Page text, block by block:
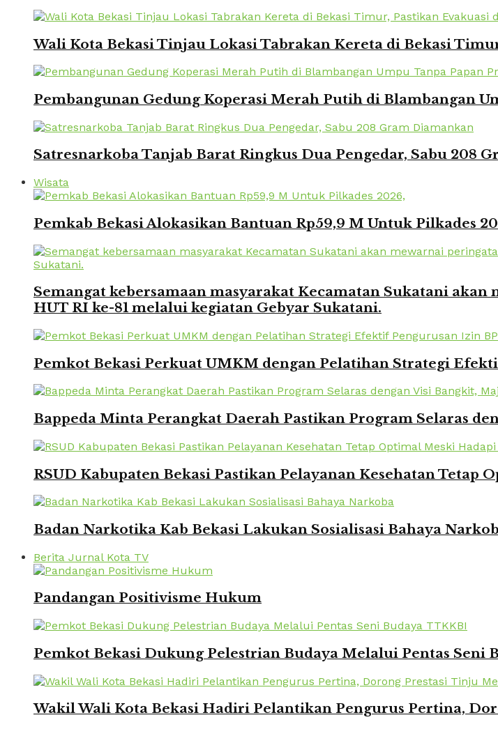
Wali Kota Bekasi Tinjau Lokasi Tabrakan Kereta di Bekasi
Pembangunan Gedung Koperasi Merah Putih di Blambangan
Satresnarkoba Tanjab Barat Ringkus Dua Pengedar, Sabu 208
Wisata
Pemkab Bekasi Alokasikan Bantuan Rp59,9 M Untuk Pilkades
Semangat kebersamaan masyarakat Kecamatan Sukatani
HUT RI ke-81 melalui kegiatan Gebyar Sukatani.
Pemkot Bekasi Perkuat UMKM dengan Pelatihan Strategi
Bappeda Minta Perangkat Daerah Pastikan Program Selaras
RSUD Kabupaten Bekasi Pastikan Pelayanan Kesehatan Tetap
Badan Narkotika Kab Bekasi Lakukan Sosialisasi Bahaya
Berita Jurnal Kota TV
Pandangan Positivisme Hukum
Pemkot Bekasi Dukung Pelestrian Budaya Melalui Pentas Seni
Wakil Wali Kota Bekasi Hadiri Pelantikan Pengurus Pertina,